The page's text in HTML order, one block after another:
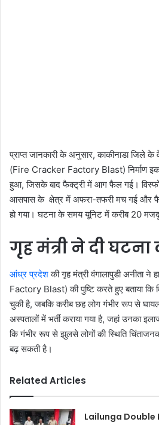
प्राप्त जानकारी के अनुसार, काकीनाडा जिले के
(Fire Cracker Factory Blast) निर्माण
हुआ, जिसके बाद फैक्ट्री में आग फैल गई।
आसपास के क्षेत्र में अफरा-तफरी मच गई और
हो गया। घटना के समय यूनिट में करीब 20
गृह मंत्री ने दी
आंध्र प्रदेशकी गृह मंत्री वंगालापुडी अनीता
Factory Blast) की पुष्टि करते हुए बताया कि
चुकी है, जबकि करीब छह लोग गंभीर रूप से
अस्पतालों में भर्ती कराया गया है, जहां उनका
कि गंभीर रूप से झुलसे लोगों की स्थिति
बढ़ सकती है।
Related Articles
Lailunga